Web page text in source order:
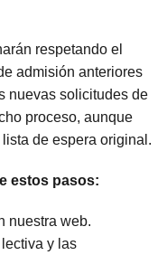
respetando el
admisión anteriores
nuevas solicitudes de
proceso, aunque
de espera original.
estos pasos:
nuestra web.
y las